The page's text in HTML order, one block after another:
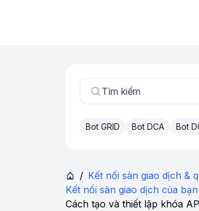
Tìm kiếm
Bot GRID Bot DCA Bot
/ Kết nối sàn giao dịch &
Kết nối sàn giao dịch của bạn
Cách tạo và thiết lập khóa